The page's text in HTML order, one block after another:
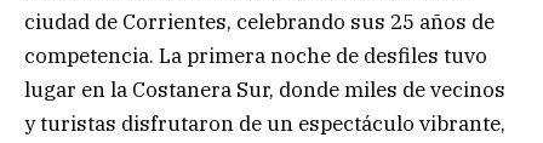
ciudad de Corrientes, celebrando sus 25 años de
competencia. La primera noche de desfiles tuvo
lugar en la Costanera Sur, donde miles de vecinos
y turistas disfrutaron de un espectáculo vibrante,